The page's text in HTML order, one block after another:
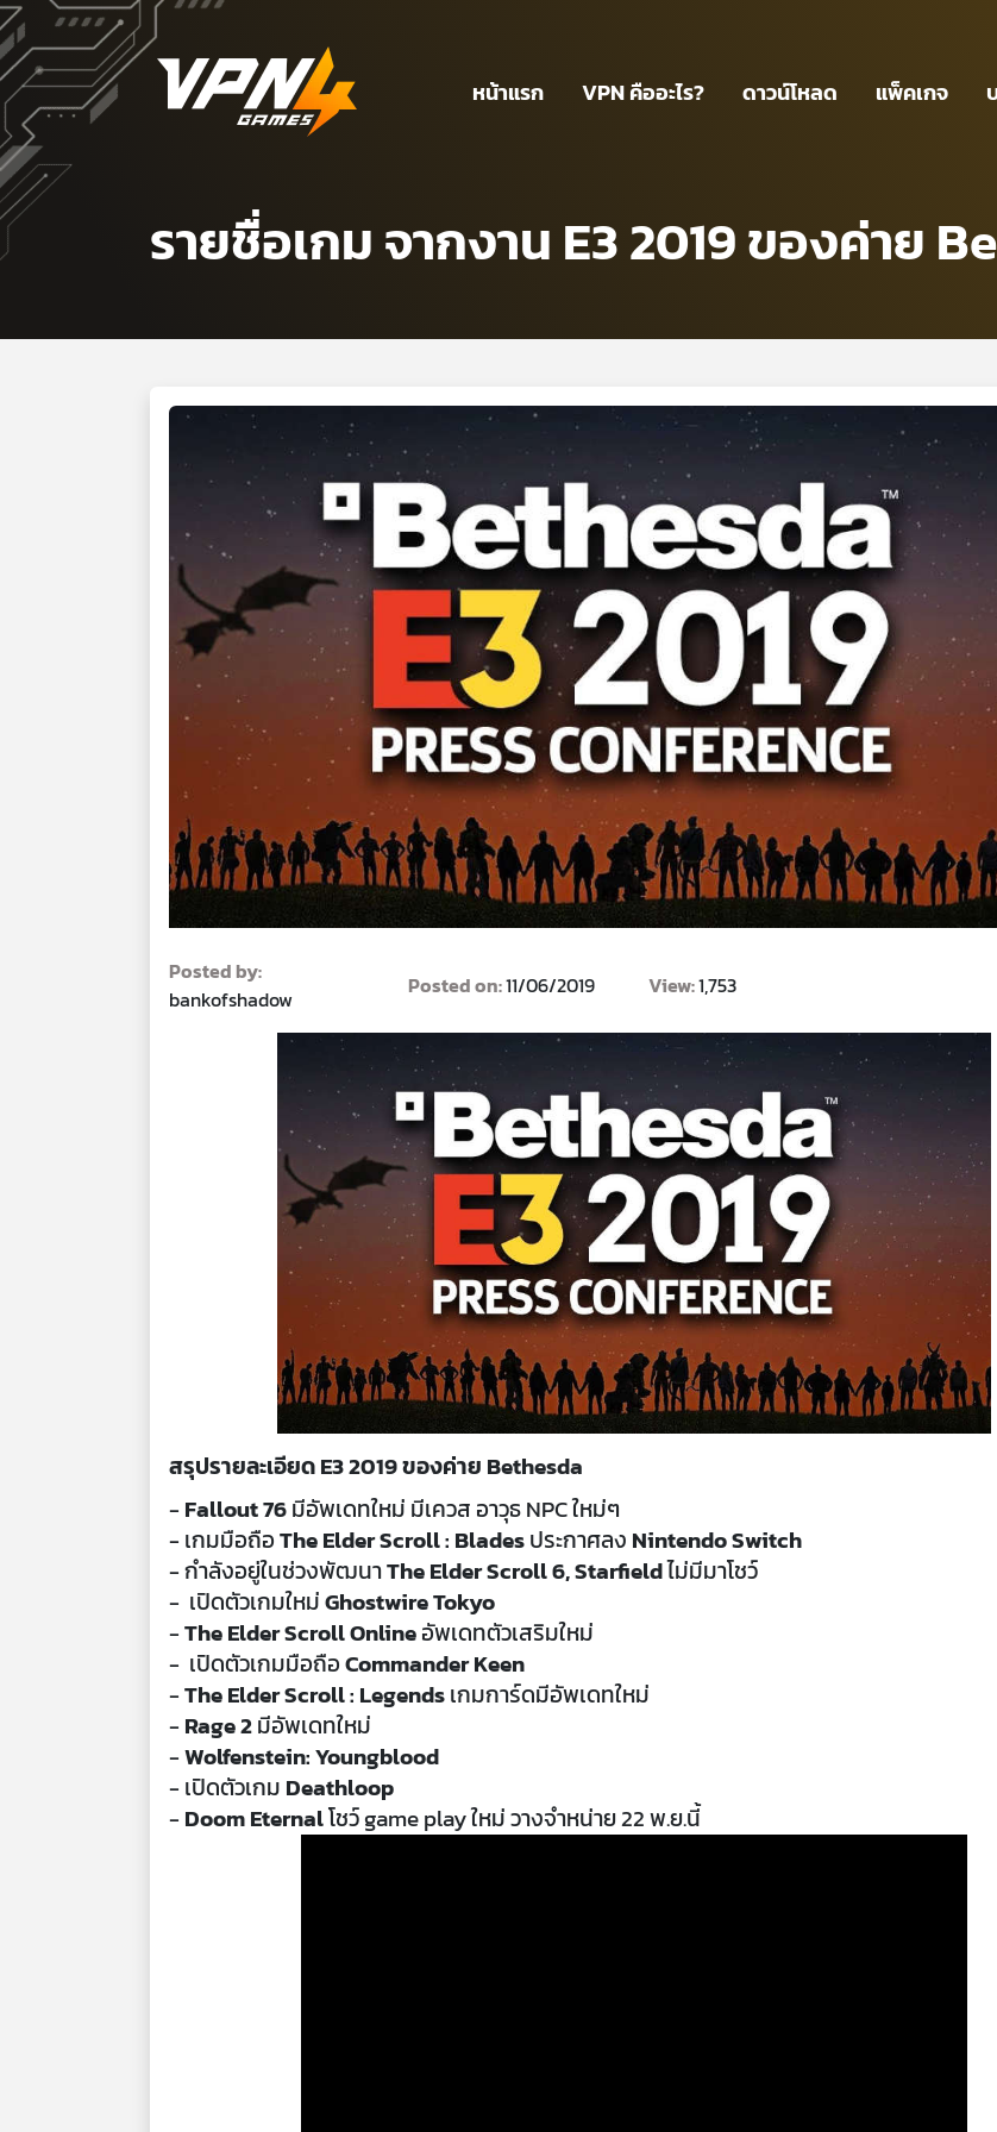
หน้าแรก VPN คืออะไร? ดาวน์โหลด แพ็คเกจ
รายชื่อเกม จากงาน E3 2019 ของค่าย
Posted by:
bankofshadow
Posted on:11/06/2019 View:1,753
สรุปรายละเอียด E3 2019 ของค่าย Bethesda
- Fallout 76มีอัพเดทใหม่ มีเควส อาวุธ NPC ใหม่ๆ
- เกมมือถือThe Elder Scroll : Bladesประกาศลง Nintendo Switch
- กำลังอยู่ในช่วงพัฒนาThe Elder Scroll 6, Starfieldไม่มีมาโชว์
- เปิดตัวเกมใหม่Ghostwire Tokyo
-The Elder Scroll Onlineอัพเดทตัวเสริมใหม่
- เปิดตัวเกมมือถือCommander Keen
-The Elder Scroll : Legendsเกมการ์ดมีอัพเดทใหม่
- Rage 2มีอัพเดทใหม่
-Wolfenstein: Youngblood
- เปิดตัวเกม Deathloop
- Doom Eternalโชว์ game play ใหม่ วางจำหน่าย 22 พ.ย.นี้